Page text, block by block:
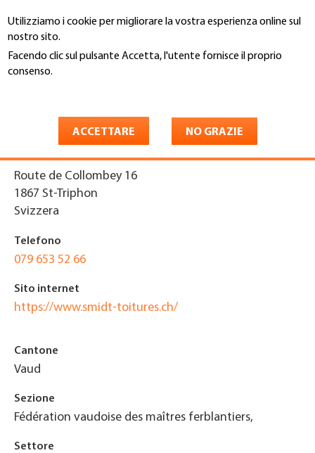
Utilizziamo i cookie per migliorare la vostra esperienza online sul
nostro sito.
Facendo clic sul pulsante Accetta, l'utente fornisce il proprio
consenso.
ACCETTARE NO GRAZIE
al
contenuto
principale
You
Indirizzo
Route de Collombey 16
1867 St-Triphon
Svizzera
Telefono
079 653 52 66
Sito internet
https://www.smidt-toitures.ch/
Cantone
Vaud
Sezione
Fédération vaudoise des maîtres ferblantiers,
Settore